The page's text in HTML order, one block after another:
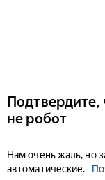
Подтвердите,
не робот
Нам очень жаль, но
автоматические.